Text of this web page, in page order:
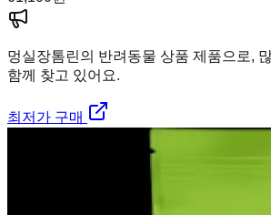
멍실장톰린의 반려동물 상품 제품으로,
함께 찾고 있어요.
최저가 구매